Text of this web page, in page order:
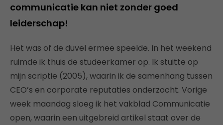
communicatie kan niet zonder goed
leiderschap!
Het was of de duvel ermee speelde. In het weekend
ruimde ik thuis de studeerkamer op. Ik stuitte op
mijn scriptie (2005), waarin ik de samenhang tussen
CEO’s en corporate reputaties onderzocht. Vorige
week maandag sloeg ik het vakblad Communicatie
open, waarin een uitgebreid artikel staat over de